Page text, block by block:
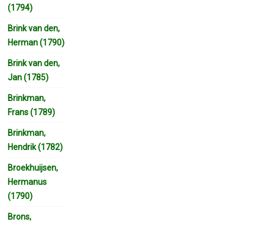
(1794)
Brink van den,
Herman (1790)
Brink van den,
Jan (1785)
Brinkman,
Frans (1789)
Brinkman,
Hendrik (1782)
Broekhuijsen,
Hermanus
(1790)
Brons,